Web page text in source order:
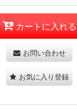
カートに入れる
お問い合わせ
お気に入り登録